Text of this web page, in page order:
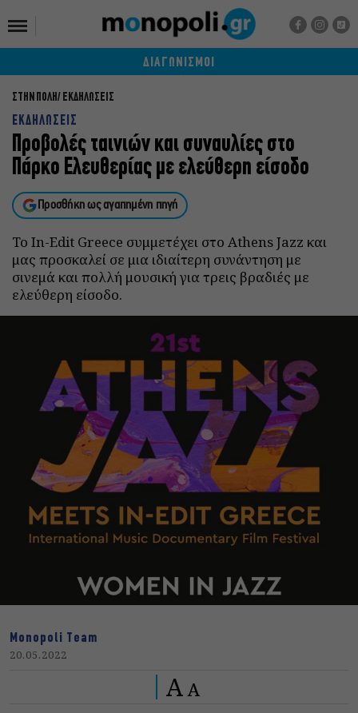
ΔΙΑΓΩΝΙΣΜΟΙ
ΣΤΗΝ ΠΟΛΗ ΕΚΔΗΛΩΣΕΙΣ
ΕΚΔΗΛΩΣΕΙΣ
Προβολές ταινιών και συναυλίες στο
Πάρκο Ελευθερίας με ελεύθερη είσοδο
Προσθήκη ως αγαπημένη πηγή
Το In-Edit Greece συμμετέχει στο Athens Jazz και
μας προσκαλεί σε μια ιδιαίτερη συνάντηση με
σινεμά και πολλή μουσική για τρεις βραδιές με
ελεύθερη είσοδο.
Monopoli Team
20.05.2022
A A